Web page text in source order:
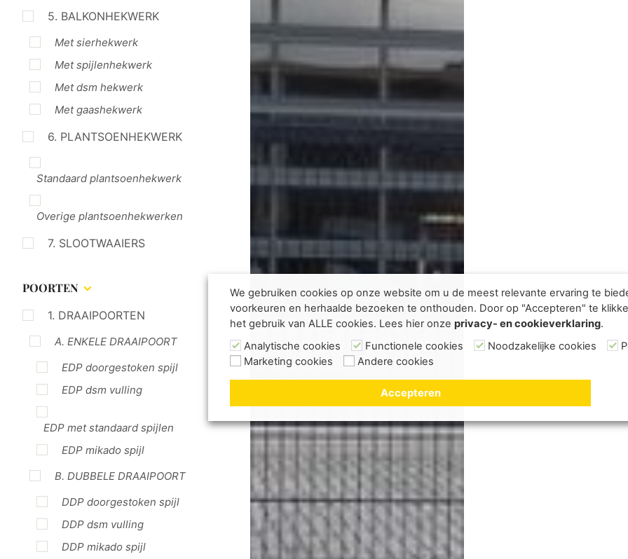
5. BALKONHEKWERK
Met sierhekwerk
Met spijlenhekwerk
Met dsm hekwerk
Met gaashekwerk
6. PLANTSOENHEKWERK
Standaard plantsoenhekwerk
Overige plantsoenhekwerken
7. SLOOTWAAIERS
POORTEN
1. DRAAIPOORTEN
A. ENKELE DRAAIPOORT
EDP doorgestoken spijl
EDP dsm vulling
EDP met standaard spijlen
EDP mikado spijl
B. DUBBELE DRAAIPOORT
DDP doorgestoken spijl
DDP dsm vulling
DDP mikado spijl
We gebruiken cookies op onze website om u de meest relevante ervaring te
voorkeuren en herhaalde bezoeken te onthouden. Door op "Accepteren" te
het gebruik van ALLE cookies. Lees hier onze privacy- en cookieverklaring.
Analytische cookies
Functionele cookies Noodzakelijke cookies
Marketing cookies
Andere cookies
Accepteren